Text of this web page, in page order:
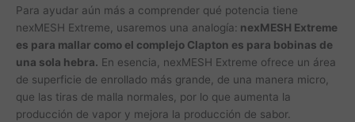
Para ayudar aún más a comprender qué potencia tiene
nexMESH Extreme, usaremos una analogía: nexMESH Extreme
es para mallar como el complejo Clapton es para bobinas de
una sola hebra. En esencia, nexMESH Extreme ofrece un área
de superficie de enrollado más grande, de una manera micro,
que las tiras de malla normales, por lo que aumenta la
producción de vapor y mejora la producción de sabor.